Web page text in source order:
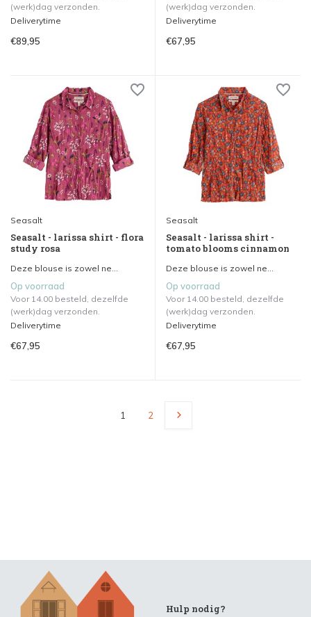
(werk)dag verzonden.
Deliverytime
€89,95
(werk)dag verzonden.
Deliverytime
€67,95
Seasalt
Seasalt - larissa shirt - flora
study rosa
Deze blouse is zowel ne...
Op voorraad
Voor 14.00 besteld, dezelfde
(werk)dag verzonden.
Deliverytime
€67,95
Seasalt
Seasalt - larissa shirt -
tomato blooms cinnamon
Deze blouse is zowel ne...
Op voorraad
Voor 14.00 besteld, dezelfde
(werk)dag verzonden.
Deliverytime
€67,95
1 2
Hulp nodig?